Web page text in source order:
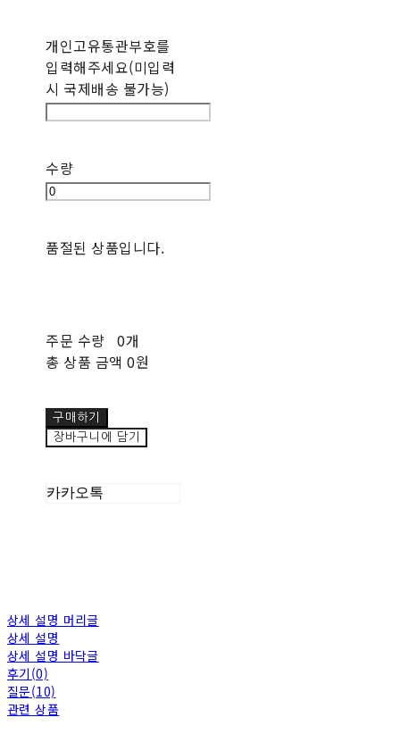
개인고유통관부호를
입력해주세요(미입력
시 국제배송 불가능)
수량
품절된 상품입니다.
주문 수량 0개
총 상품 금액 0원
구매하기
장바구니에 담기
카카오톡
상세 설명 머리글
상세 설명
상세 설명 바닥글
후기(0)
질문(10)
관련 상품